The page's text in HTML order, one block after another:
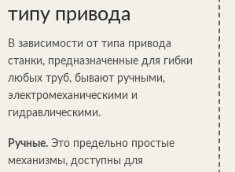
типу привода
В зависимости от типа привода
станки, предназначенные для гибки
любых труб, бывают ручными,
электромеханическими и
гидравлическими.
Ручные. Это предельно простые
механизмы, доступны для